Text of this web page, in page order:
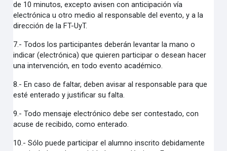
de 10 minutos, excepto avisen con anticipación vía
electrónica u otro medio al responsable del evento, y a la
dirección de la FT-UyT.
7.- Todos los participantes deberán levantar la mano o
indicar (electrónica) que quieren participar o desean hacer
una intervención, en todo evento académico.
8.- En caso de faltar, deben avisar al responsable para que
esté enterado y justificar su falta.
9.- Todo mensaje electrónico debe ser contestado, con
acuse de recibido, como enterado.
10.- Sólo puede participar el alumno inscrito debidamente